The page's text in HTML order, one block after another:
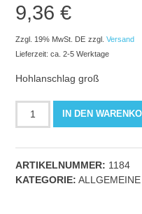
9,36€
Zzgl. 19% MwSt. DE zzgl.Versand
Lieferzeit: ca. 2-5 Werktage
Hohlanschlag groß
m.
seitlicher
Menge
IN DEN
ARTIKELNUMMER: 1184
KATEGORIE: